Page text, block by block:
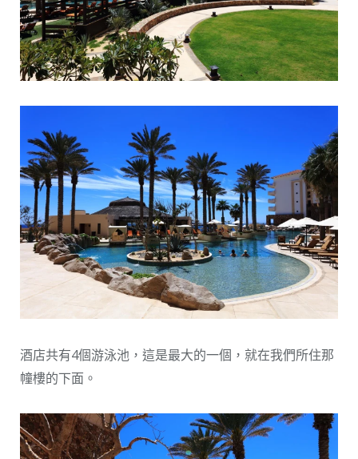
酒店共有4個游泳池，這是最大的一個，就在我們所住那
幢樓的下面。